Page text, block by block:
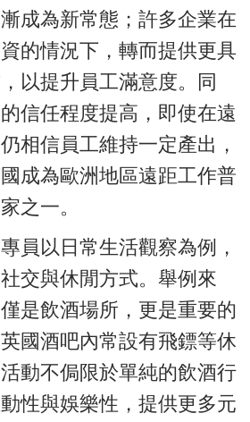
成為新常態；許多企業在
的情況下，轉而提供更具
以提升員工滿意度。同
信任程度提高，即使在遠
相信員工維持一定產出，
成為歐洲地區遠距工作普
之一。
員以日常生活觀察為例，
交與休閒方式。舉例來
是飲酒場所，更是重要的
國酒吧內常設有飛鏢等休
動不侷限於單純的飲酒行
性與娛樂性，提供更多元